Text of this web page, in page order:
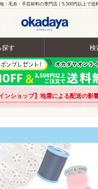
・毛糸・手芸材料の専門店｜5,500円以上で送
探す 検
ンショップ】地震による配送の影